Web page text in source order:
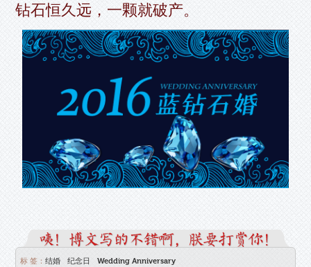
钻石恒久远，一颗就破产。
标 签：结婚 纪念日 Wedding Anniversary